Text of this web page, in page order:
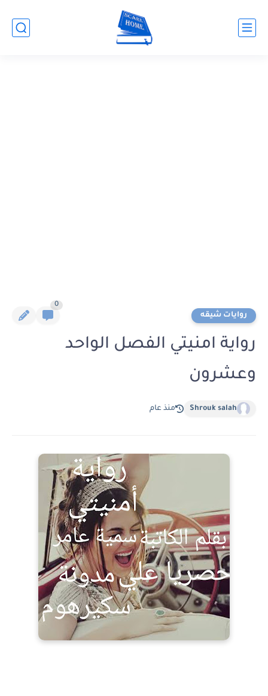
روايات شيقه
0
رواية امنيتي الفصل الواحد
وعشرون
Shrouk salah منذ عام